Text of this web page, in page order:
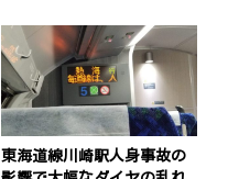
東海道線川崎駅人身事故の